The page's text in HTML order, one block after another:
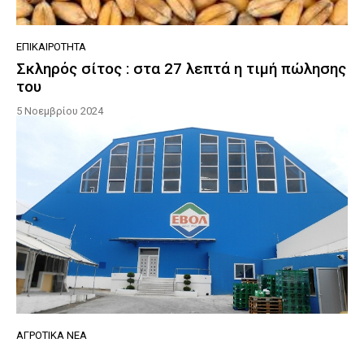
ΕΠΙΚΑΙΡΌΤΗΤΑ
Σκληρός σίτος : στα 27 λεπτά η τιμή πώλησης
του
5 Νοεμβρίου 2024
ΑΓΡΟΤΙΚΆ ΝΈΑ